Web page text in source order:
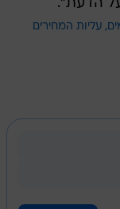
הדעת".
עליות המחירים